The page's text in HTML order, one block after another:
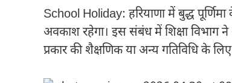
School Holiday: हरियाणा में बुद्ध
अवकाश रहेगा। इस संबंध में शिक्षा विभाग ने
प्रकार की शैक्षणिक या अन्य गतिविधि के